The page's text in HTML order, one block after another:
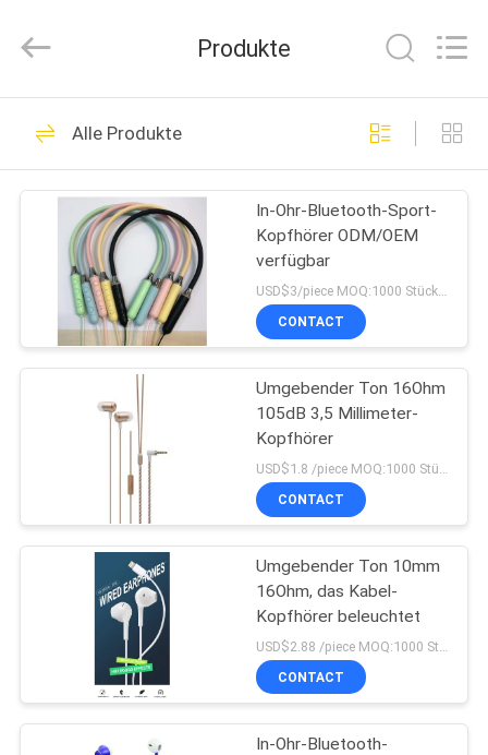
HAUS
PRODUKTE
ÜBER
FABRIK-
AUSFLUG
QUALITÄTSKONTROLLE
TRETEN
VERBINDUNG
Co,ltd.
Verdrahteter
Bluetooth-Kopfhörer
23
Rauschunterdrückungs-
Bluetooth-Kopfhörer
42
Stereo-Bluetooth-
Kopfhörer
Produkte
Alle Produkte
In-Ohr-Bluetooth-Sport-
Kopfhörer ODM/OEM
verfügbar
USD$3/piece MOQ:1000 Stücke pro Einzelteile
CONTACT
Umgebender Ton 16Ohm
105dB 3,5 Millimeter-
Kopfhörer
CONTACT
Umgebender Ton 10mm
16Ohm, das Kabel-
Kopfhörer beleuchtet
CONTACT
In-Ohr-Bluetooth-